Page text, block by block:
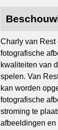
Charly van Rest
fotografische
kwaliteiten van
spelen. Van
kan worden
fotografische
stroming te
afbeeldingen